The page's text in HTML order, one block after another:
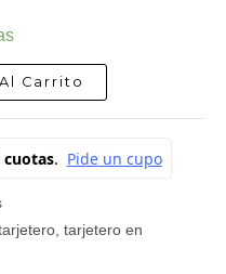
Carrito
, tarjetero en